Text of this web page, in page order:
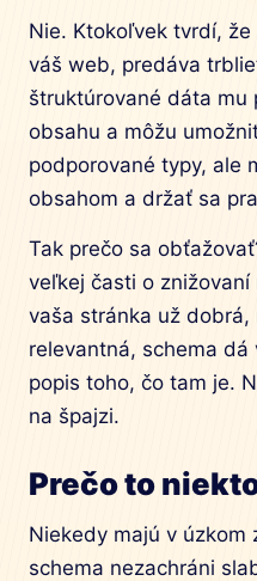
Nie. Ktokoľvek tvrdí,
váš web, predáva
štruktúrované dáta mu
obsahu a môžu
podporované typy, ale
obsahom a držať sa
Tak prečo sa
veľkej časti o
vaša stránka už dobrá,
relevantná, schema
popis toho, čo tam je.
na špajzi.
Prečo to
Niekedy majú v úzkom
schema nezachráni